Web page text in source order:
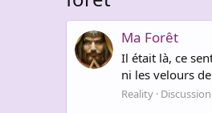
Ma Forêt
Il était là, ce
ni les velours
Reality Discussion